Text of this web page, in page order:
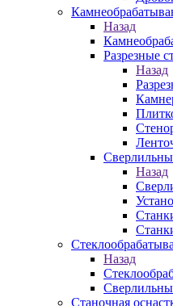
Назад
Разрезные
Назад
Назад
Назад
Станочная